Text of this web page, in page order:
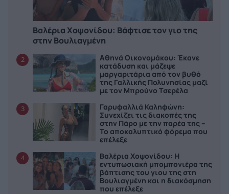
Βαλέρια Χοψονίδου: Bάφτισε τον γιο της
στην Βουλιαγμένη
2
Αθηνά Οικονομάκου: Έκανε
κατάδυση και μάζεψε
μαργαριτάρια από τον βυθό
της Γαλλικής Πολυνησίας μαζί
με τον Μπρούνο Τσερέλα
3
Γαρυφαλλιά Καληφώνη:
Συνεχίζει τις διακοπές της
στην Πάρο με την παρέα της –
Το αποκαλυπτικό φόρεμα που
επέλεξε
4
Βαλέρια Χοψονίδου: Η
εντυπωσιακή μπομπονιέρα της
βάπτισης του γιου της στη
Βουλιαγμένη και η διακόσμηση
που επέλεξε